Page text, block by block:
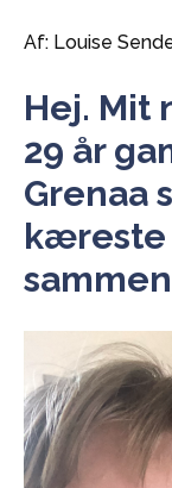
Af: Louise
Hej. Mit
29 år
Grenaa
kæreste